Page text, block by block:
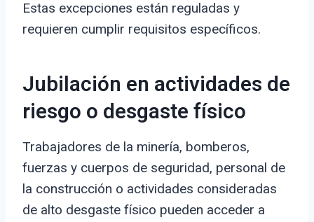
Estas excepciones están reguladas y
requieren cumplir requisitos específicos.
Jubilación en actividades de
riesgo o desgaste físico
Trabajadores de la minería, bomberos,
fuerzas y cuerpos de seguridad, personal de
la construcción o actividades consideradas
de alto desgaste físico pueden acceder a